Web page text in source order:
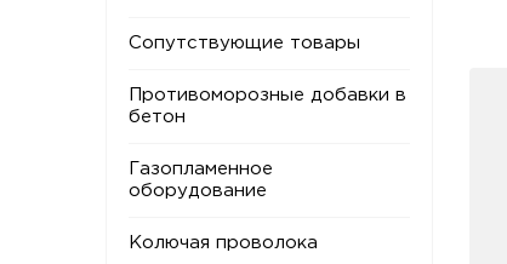
Сопутствующие товары
Противоморозные добавки в
бетон
Газопламенное
оборудование
Колючая проволока